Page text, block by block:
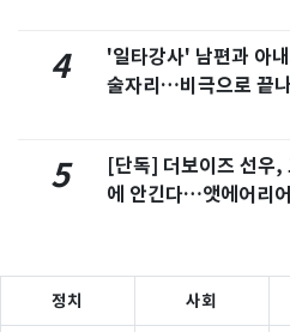
4
'일타강사' 남편과 아
술자리…비극으로 끝
5
[단독] 더보이즈 선우,
에 안긴다…앳에어리
정치 사회